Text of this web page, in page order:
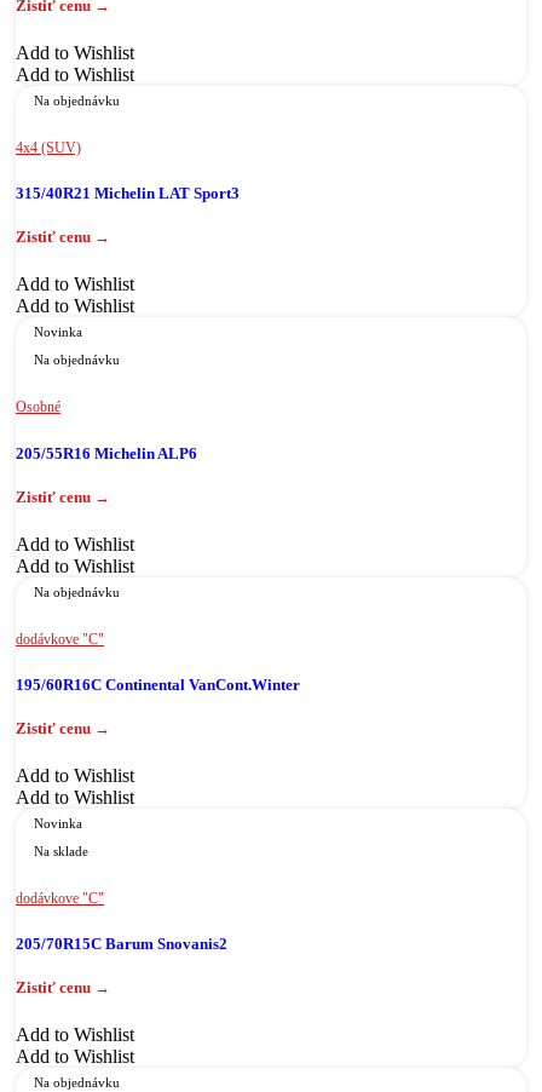
Add to Wishlist
Add to Wishlist
Na objednávku
4x4 (SUV)
315/40R21 Michelin LAT Sport3
Add to Wishlist
Add to Wishlist
Novinka
Na objednávku
Osobné
205/55R16 Michelin ALP6
Add to Wishlist
Add to Wishlist
Na objednávku
dodávkove "C"
195/60R16C Continental VanCont.Winter
Add to Wishlist
Add to Wishlist
Novinka
Na sklade
dodávkove "C"
205/70R15C Barum Snovanis2
Add to Wishlist
Add to Wishlist
Na objednávku